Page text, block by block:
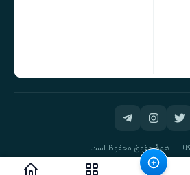
— همهٔ حقوق محفوظ است.
و توسعه:نیک‌داده‌پرداز